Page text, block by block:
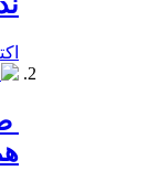
اکتبر